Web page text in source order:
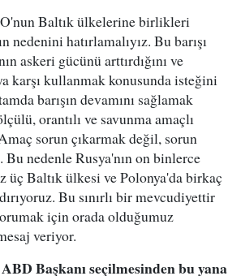
Baltık ülkelerine birlikleri
nedenini hatırlamalıyız. Bu barışı
askeri gücünü arttırdığını ve
karşı kullanmak konusunda isteğini
barışın devamını sağlamak
orantılı ve savunma amaçlı
sorun çıkarmak değil, sorun
Bu nedenle Rusya'nın on binlerce
üç Baltık ülkesi ve Polonya'da birkaç
Bu sınırlı bir mevcudiyettir
için orada olduğumuz
veriyor.
Başkanı seçilmesinden bu yana